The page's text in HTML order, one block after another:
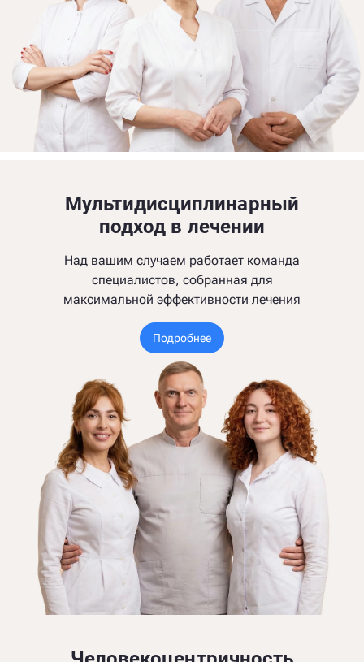
Мультидисциплинарный
подход в лечении
Над вашим случаем работает команда
специалистов, собранная для
максимальной эффективности лечения
Подробнее